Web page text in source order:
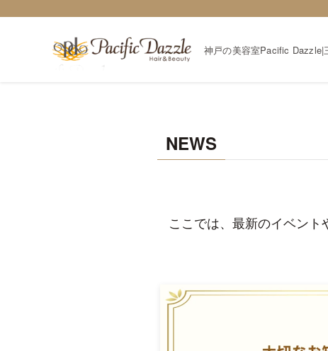
神戸の美容室Pacific Dazzle|
NEWS
ここでは、最新のイベント